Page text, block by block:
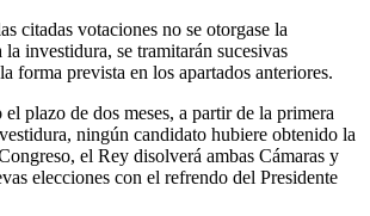
citadas votaciones no se otorgase la
la investidura, se tramitarán sucesivas
forma prevista en los apartados anteriores.
plazo de dos meses, a partir de la primera
ningún candidato hubiere obtenido la
el Rey disolverá ambas Cámaras y
elecciones con el refrendo del Presidente